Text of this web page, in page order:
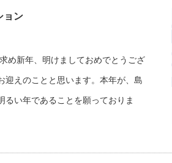
ョン
め新年、明けましておめでとうござ
迎えのことと思います。本年が、島
るい年であることを願っておりま